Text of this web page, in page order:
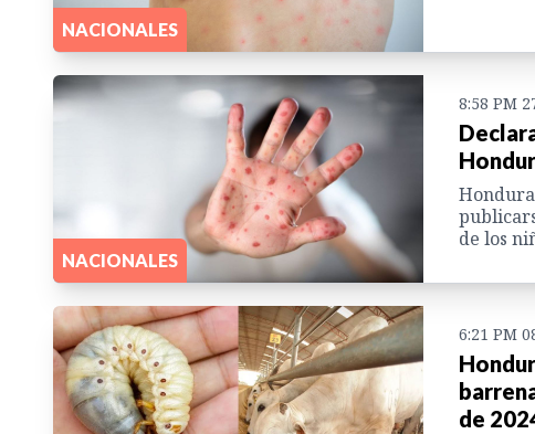
NACIONALES
NACIONALES
8:58 PM
de los
6:21 PM
de